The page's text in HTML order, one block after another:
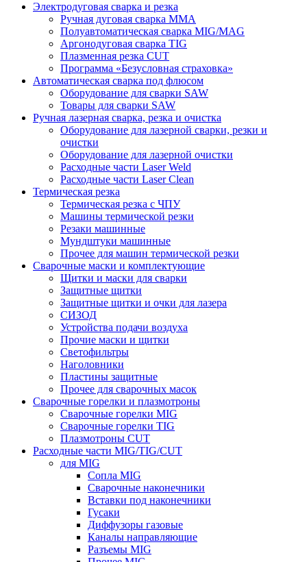
Электродуговая сварка и резка
Ручная дуговая сварка MMA
Полуавтоматическая сварка MIG/MAG
Аргонодуговая сварка TIG
Плазменная резка CUT
Программа «Безусловная страховка»
Автоматическая сварка под флюсом
Оборудование для сварки SAW
Товары для сварки SAW
Ручная лазерная сварка, резка и очистка
Оборудование для лазерной сварки, резки и
очистки
Оборудование для лазерной очистки
Расходные части Laser Weld
Расходные части Laser Clean
Термическая резка
Термическая резка с ЧПУ
Машины термической резки
Резаки машинные
Мундштуки машинные
Прочее для машин термической резки
Сварочные маски и комплектующие
Щитки и маски для сварки
Защитные щитки
Защитные щитки и очки для лазера
СИЗОД
Устройства подачи воздуха
Прочие маски и щитки
Светофильтры
Наголовники
Пластины защитные
Прочее для сварочных масок
Сварочные горелки и плазмотроны
Сварочные горелки MIG
Сварочные горелки TIG
Плазмотроны CUT
Расходные части MIG/TIG/CUT
для MIG
Сопла MIG
Сварочные наконечники
Вставки под наконечники
Гусаки
Диффузоры газовые
Каналы направляющие
Разъемы MIG